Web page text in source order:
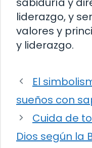
liderazgo, y
valores y
y liderazgo.
El
sueños con
Cuida de
Dios según la